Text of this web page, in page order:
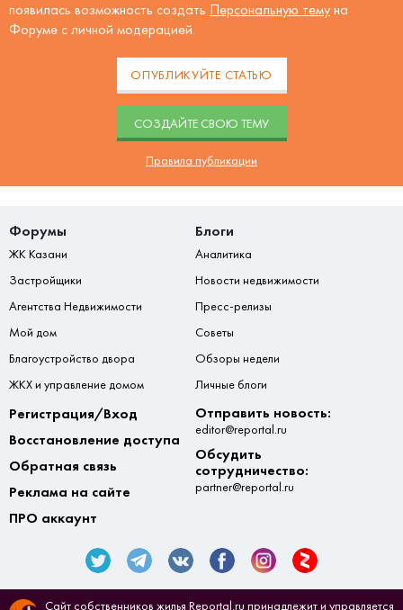
появилась возможность создать Персональную тему на
Форуме с личной модерацией.
ОПУБЛИКУЙТЕ СТАТЬЮ
CОЗДАЙТЕ СВОЮ ТЕМУ
Правила публикации
Форумы
ЖК Казани
Застройщики
Агентства Недвижимости
Мой дом
Благоустройство двора
ЖКХ и управление домом
Блоги
Аналитика
Новости недвижимости
Пресс-релизы
Советы
Обзоры недели
Личные блоги
Регистрация/Вход
Восстановление доступа
Обратная связь
Реклама на сайте
ПРО аккаунт
Отправить новость:
editor@reportal.ru
Обсудить
сотрудничество:
partner@reportal.ru
Сайт собственников жилья Reportal.ru принадлежит и управляется